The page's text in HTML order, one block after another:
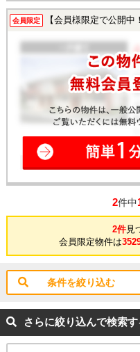
会員限定 【会員様限定で公開中
2件中
2件見
会員限定物件は
条件を絞り込む
さらに絞り込んで検索す